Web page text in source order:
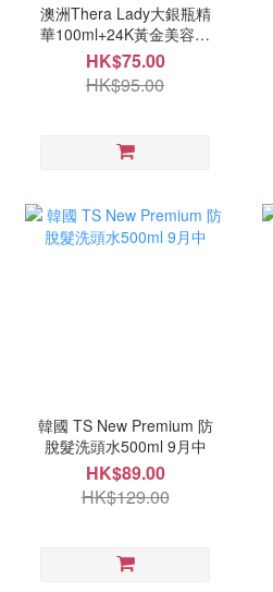
澳洲Thera Lady大銀瓶精
華100ml+24K黃金美容套
裝 9月尾
HK$75.00
HK$95.00
韓國 TS New Premium 防
脫髮洗頭水500ml 9月中
HK$89.00
HK$129.00